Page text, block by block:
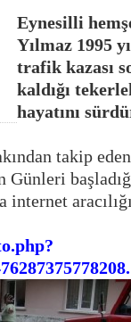
Eynesilli
Yılmaz 1995
trafik kazası
kaldığı
hayatını
takip
Günleri
internet